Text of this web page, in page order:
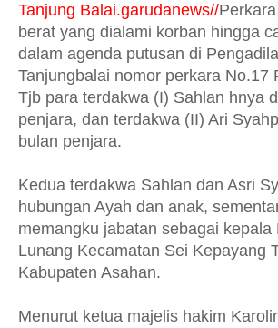
Tanjung Balai.garudanews//
berat yang dialami korban hingga
dalam agenda putusan di
Tanjungbalai nomor perkara No.17
Tjb para terdakwa (I) Sahlan hnya
penjara, dan terdakwa (II) Ari
bulan penjara.
Kedua terdakwa Sahlan dan Asri
hubungan Ayah dan anak,
memangku jabatan sebagai kepala
Lunang Kecamatan Sei Kepayang
Kabupaten Asahan.
Menurut ketua majelis hakim